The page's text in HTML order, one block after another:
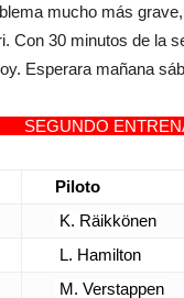
mucho más
Con 30 minutos de la
Esperara mañana
Piloto
K. Räikkönen
L. Hamilton
M. Verstappen